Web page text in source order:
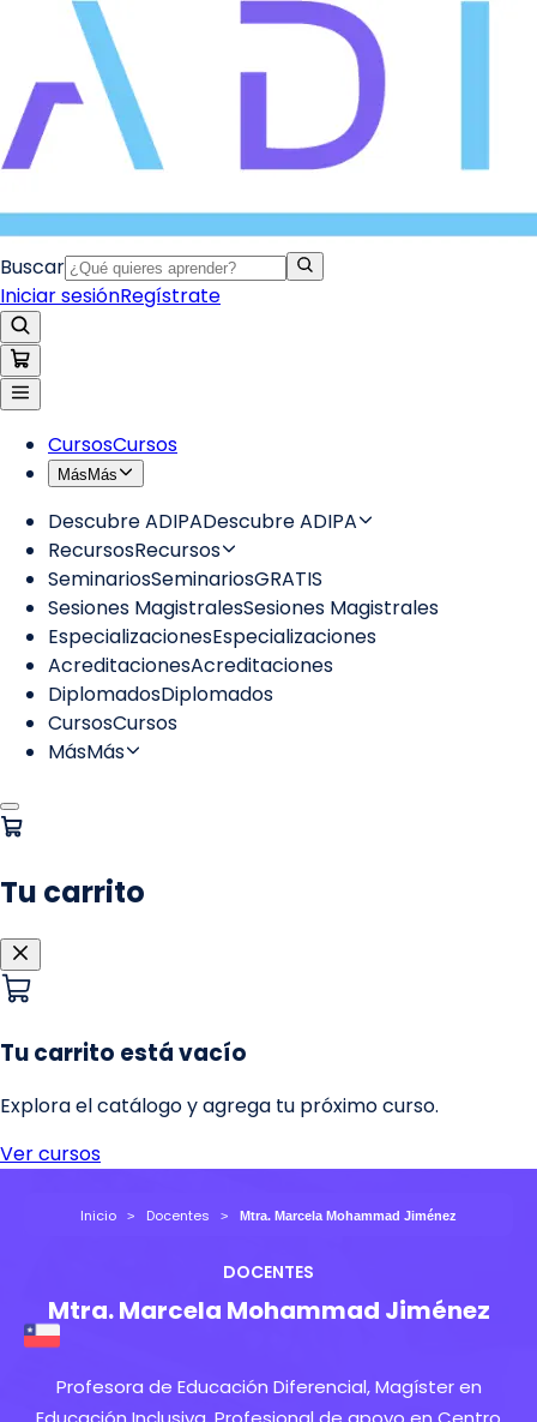
Inicio Docentes Mtra. Marcela Mohammad Jiménez
DOCENTES
Mtra. Marcela Mohammad Jiménez
Profesora de Educación Diferencial, Magíster en